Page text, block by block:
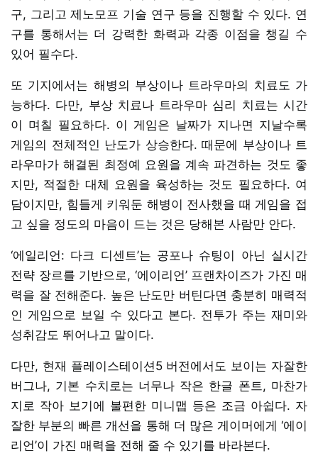
구, 그리고 제노모프 기술 연구 등을 진행할 수 있다. 연
구를 통해서는 더 강력한 화력과 각종 이점을 챙길 수
있어 필수다.
또 기지에서는 해병의 부상이나 트라우마의 치료도 가
능하다. 다만, 부상 치료나 트라우마 심리 치료는 시간
이 며칠 필요하다. 이 게임은 날짜가 지나면 지날수록
게임의 전체적인 난도가 상승한다. 때문에 부상이나 트
라우마가 해결된 최정예 요원을 계속 파견하는 것도 좋
지만, 적절한 대체 요원을 육성하는 것도 필요하다. 여
담이지만, 힘들게 키워둔 해병이 전사했을 때 게임을 접
고 싶을 정도의 마음이 드는 것은 당해본 사람만 안다.
‘에일리언: 다크 디센트’는 공포나 슈팅이 아닌 실시간
전략 장르를 기반으로, ‘에이리언’ 프랜차이즈가 가진 매
력을 잘 전해준다. 높은 난도만 버틴다면 충분히 매력적
인 게임으로 보일 수 있다고 본다. 전투가 주는 재미와
성취감도 뛰어나고 말이다.
다만, 현재 플레이스테이션5 버전에서도 보이는 자잘한
버그나, 기본 수치로는 너무나 작은 한글 폰트, 마찬가
지로 작아 보기에 불편한 미니맵 등은 조금 아쉽다. 자
잘한 부분의 빠른 개선을 통해 더 많은 게이머에게 ‘에이
리언’이 가진 매력을 전해 줄 수 있기를 바라본다.